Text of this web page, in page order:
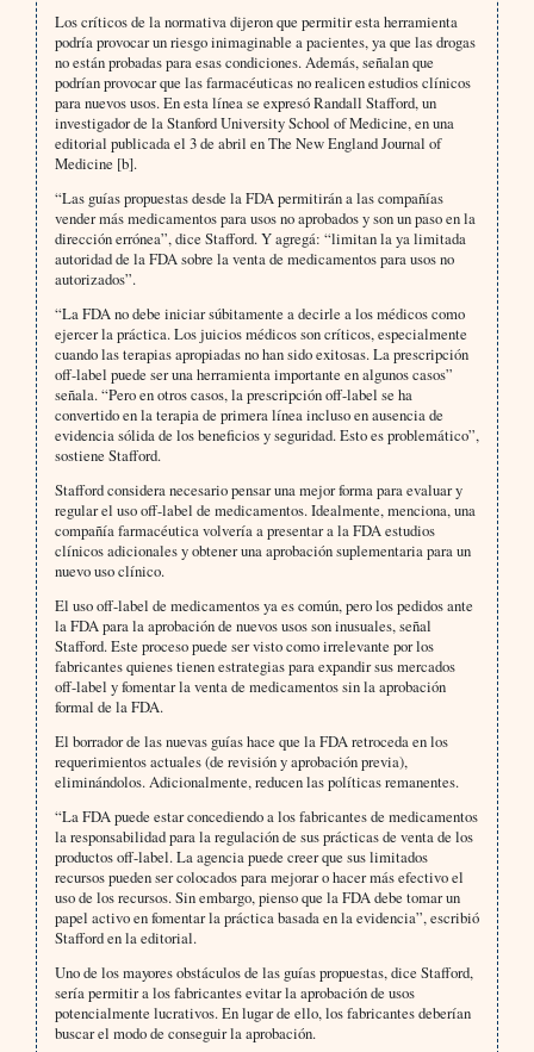
Los críticos de la normativa dijeron que permitir esta herramienta
podría provocar un riesgo inimaginable a pacientes, ya que las drogas
no están probadas para esas condiciones. Además, señalan que
podrían provocar que las farmacéuticas no realicen estudios clínicos
para nuevos usos. En esta línea se expresó Randall Stafford, un
investigador de la Stanford University School of Medicine, en una
editorial publicada el 3 de abril en The New England Journal of
Medicine [b].
“Las guías propuestas desde la FDA permitirán a las compañías
vender más medicamentos para usos no aprobados y son un paso en la
dirección errónea”, dice Stafford. Y agregá: “limitan la ya limitada
autoridad de la FDA sobre la venta de medicamentos para usos no
autorizados”.
“La FDA no debe iniciar súbitamente a decirle a los médicos como
ejercer la práctica. Los juicios médicos son críticos, especialmente
cuando las terapias apropiadas no han sido exitosas. La prescripción
off-label puede ser una herramienta importante en algunos casos”
señala. “Pero en otros casos, la prescripción off-label se ha
convertido en la terapia de primera línea incluso en ausencia de
evidencia sólida de los beneficios y seguridad. Esto es problemático”,
sostiene Stafford.
Stafford considera necesario pensar una mejor forma para evaluar y
regular el uso off-label de medicamentos. Idealmente, menciona, una
compañía farmacéutica volvería a presentar a la FDA estudios
clínicos adicionales y obtener una aprobación suplementaria para un
nuevo uso clínico.
El uso off-label de medicamentos ya es común, pero los pedidos ante
la FDA para la aprobación de nuevos usos son inusuales, señal
Stafford. Este proceso puede ser visto como irrelevante por los
fabricantes quienes tienen estrategias para expandir sus mercados
off-label y fomentar la venta de medicamentos sin la aprobación
formal de la FDA.
El borrador de las nuevas guías hace que la FDA retroceda en los
requerimientos actuales (de revisión y aprobación previa),
eliminándolos. Adicionalmente, reducen las políticas remanentes.
“La FDA puede estar concediendo a los fabricantes de medicamentos
la responsabilidad para la regulación de sus prácticas de venta de los
productos off-label. La agencia puede creer que sus limitados
recursos pueden ser colocados para mejorar o hacer más efectivo el
uso de los recursos. Sin embargo, pienso que la FDA debe tomar un
papel activo en fomentar la práctica basada en la evidencia”, escribió
Stafford en la editorial.
Uno de los mayores obstáculos de las guías propuestas, dice Stafford,
sería permitir a los fabricantes evitar la aprobación de usos
potencialmente lucrativos. En lugar de ello, los fabricantes deberían
buscar el modo de conseguir la aprobación.